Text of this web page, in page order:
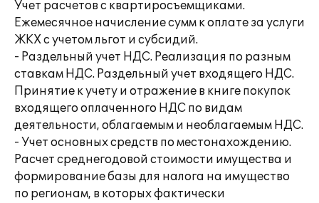
Учет расчетов с квартиросъемщиками.
Ежемесячное начисление сумм к оплате за услуги
ЖКХ с учетом льгот и субсидий.
- Раздельный учет НДС. Реализация по разным
ставкам НДС. Раздельный учет входящего НДС.
Принятие к учету и отражение в книге покупок
входящего оплаченного НДС по видам
деятельности, облагаемым и необлагаемым НДС.
- Учет основных средств по местонахождению.
Расчет среднегодовой стоимости имущества и
формирование базы для налога на имущество
по регионам, в которых фактически